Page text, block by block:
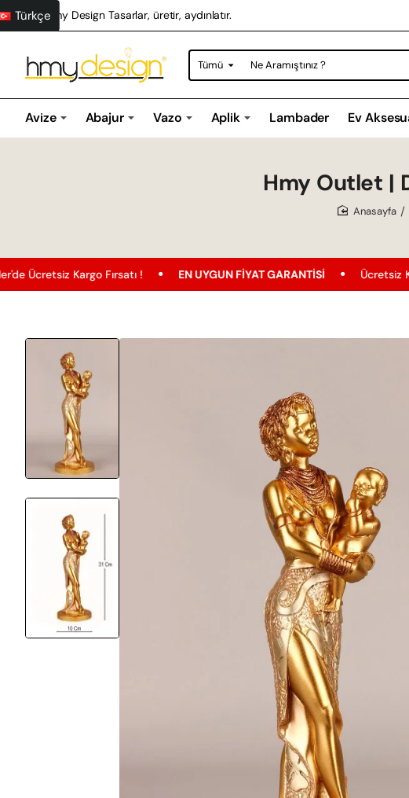
Hmy Design Tasarlar, üretir, aydınlatır.
Türkçe
Tümü
Ne
Aramıştınız
Avize Abajur Vazo Aplik Lambader Ev
Hmy Outlet |
Kargo Fırsatı ! EN UYGUN FIYAT GARANTISI Ücretsiz Kargo